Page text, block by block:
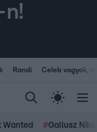
n!
Randi Celeb vagyok,
Wanted #Gallusz